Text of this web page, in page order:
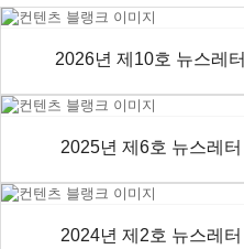
2026년 제10호 뉴스레터
2025년 제6호 뉴스레터
2024년 제2호 뉴스레터